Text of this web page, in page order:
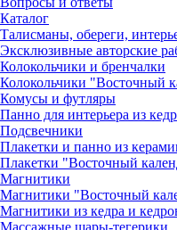
Каталог
Талисманы, обереги,
Эксклюзивные авторские
Колокольчики и бренчалки
Колокольчики "Восточный
Комусы и футляры
Панно для интерьера из
Подсвечники
Плакетки и панно из
Плакетки "Восточный
Магнитики
Магнитики "Восточный
Магнитики из кедра и
Массажные шары-тегерики